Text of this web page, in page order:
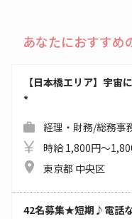
あなたにおすすめ
【日本橋エリア】宇
*
経理・財務/総務事
時給 1,800円～
東京都 中央区
42名募集★短期♪電話